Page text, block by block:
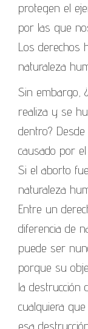
protegen el
por las que
Los derechos
naturaleza
Sin embargo,
realiza y se
dentro?
causado por
Si el aborto
naturaleza
Entre un
diferencia de
puede ser
porque su
la destrucción
cualquiera
esa